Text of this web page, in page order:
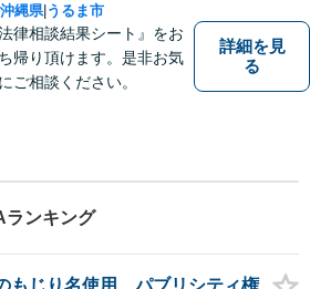
沖縄県| うるま市
法律相談結果シート』をお
帰り頂けます。是非お気
ご相談ください。
詳細を見
る
ランキング
もじり名使用、パブリシティ権